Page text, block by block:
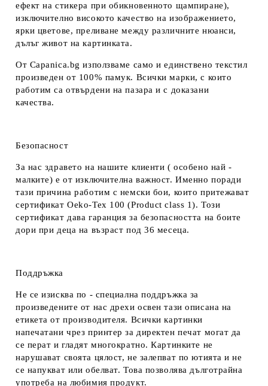
ефект на стикера при обикновенното щампиране),
изключително високото качество на изображението,
ярки цветове, преливане между различните нюанси,
дълъг живот на картинката.
От Capanica.bg използваме само и единствено текстил
произведен от 100% памук. Всички марки, с които
работим са отвърдени на пазара и с доказани
качества.
Безопасност
За нас здравето на нашите клиенти ( особено най -
малките) е от изключителна важност. Именно поради
тази причина работим с немски бои, които притежават
сертификат Oeko-Tex 100 (Product class 1). Този
сертификат дава гаранция за безопасността на боите
дори при деца на възраст под 36 месеца.
Поддръжка
Не се изисква по - специална поддръжка за
произведените от нас дрехи освен тази описана на
етикета от производителя. Всички картинки
напечатани чрез принтер за директен печат могат да
се перат и гладят многократно. Картинките не
нарушават своята цялост, не залепват по ютията и не
се напукват или обелват. Това позволява дълготрайна
употреба на любимия продукт.